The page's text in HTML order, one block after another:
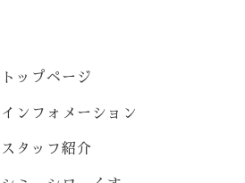
トップページ
インフォメーション
スタッフ紹介